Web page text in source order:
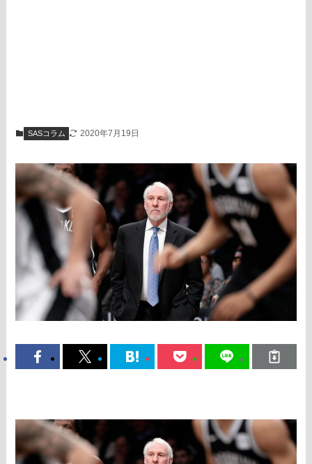
SASコラム 2020年7月19日